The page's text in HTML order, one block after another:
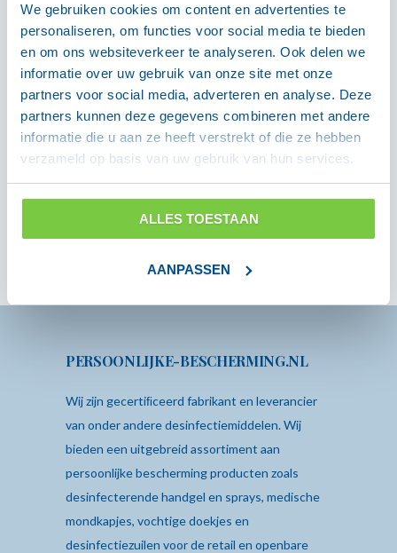
We gebruiken cookies om content en advertenties te
personaliseren, om functies voor social media te bieden
en om ons websiteverkeer te analyseren. Ook delen we
informatie over uw gebruik van onze site met onze
partners voor social media, adverteren en analyse. Deze
partners kunnen deze gegevens combineren met andere
informatie die u aan ze heeft verstrekt of die ze hebben
verzameld op basis van uw gebruik van hun services.
ALLES TOESTAAN
AANPASSEN
Bescherming
(3)
Covid-19
(2)
Desinfectie
(6)
Hygiëne
(9)
Incontinentie
(2)
(9)
PERSOONLIJKE-BESCHERMING.NL
Wij zijn gecertiﬁceerd fabrikant en leverancier
van onder andere desinfectiemiddelen. Wij
bieden een uitgebreid assortiment aan
persoonlijke bescherming producten zoals
desinfecterendehandgel en sprays, medische
mondkapjes, vochtige doekjes en
desinfectiezuilen voor de retail en openbare